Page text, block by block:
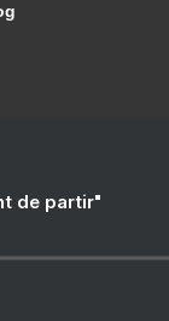
de partir"